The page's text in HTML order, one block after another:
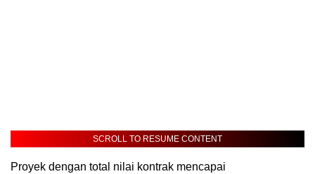
SCROLL TO RESUME CONTENT
Proyek dengan total nilai kontrak mencapai